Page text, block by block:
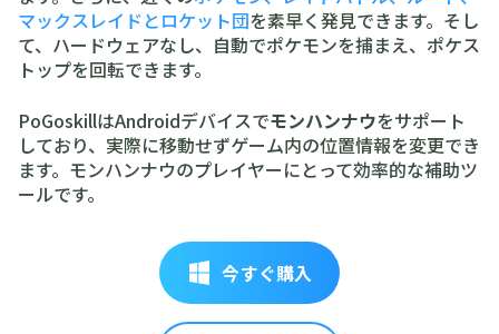
マックスレイドとロケット団を素早く発見できます。そし
て、ハードウェアなし、自動でポケモンを捕まえ、ポケス
トップを回転できます。
PoGoskillはAndroidデバイスでモンハンナウをサポート
しており、実際に移動せずゲーム内の位置情報を変更でき
ます。モンハンナウのプレイヤーにとって効率的な補助ツ
ールです。
今すぐ購入